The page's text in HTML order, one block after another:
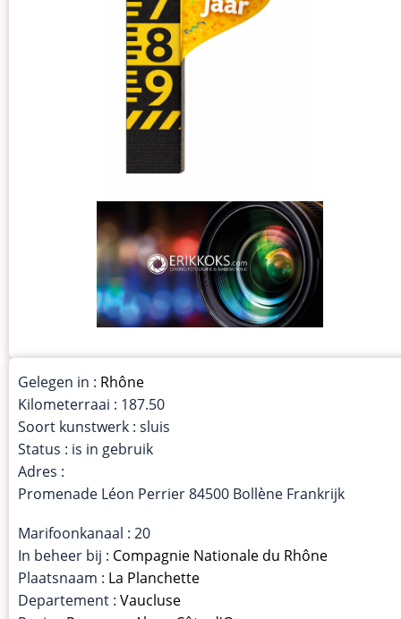
Gelegen in : Rhône
Kilometerraai : 187.50
Soort kunstwerk : sluis
Status : is in gebruik
Adres :
Promenade Léon Perrier 84500 Bollène Frankrijk
Marifoonkanaal : 20
In beheer bij : Compagnie Nationale du Rhône
Plaatsnaam : La Planchette
Departement : Vaucluse